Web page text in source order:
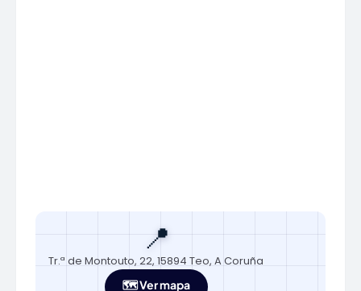
📍
Tr.ª de Montouto, 22, 15894 Teo, A Coruña
🗺️ Ver mapa